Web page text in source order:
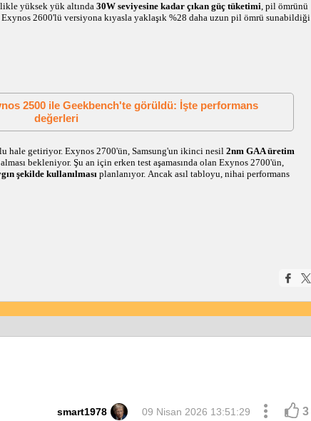
yüksek yük altında 30W seviyesine kadar çıkan güç tüketimi, pil ömrünü
2600'lü versiyona kıyasla yaklaşık %28 daha uzun pil ömrü sunabildiği
2500 ile Geekbench'te görüldü: İşte performans
değerleri
hale getiriyor. Exynos 2700'ün, Samsung'un ikinci nesil 2nm GAA üretim
bekleniyor. Şu an için erken test aşamasında olan Exynos 2700'ün,
şekilde kullanılmasıplanlanıyor. Ancak asıl tabloyu, nihai performans
smart1978 09 Nisan 2026 13:51:29 3